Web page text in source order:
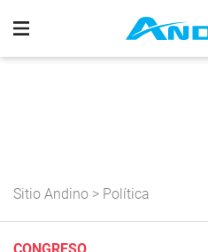
Sitio Andino > Política